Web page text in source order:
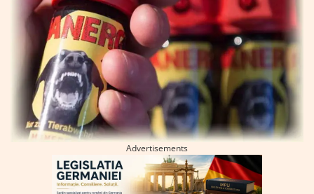
Advertisements